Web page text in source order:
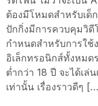
ต้องมีโหมดสำหรับเด็
ปักกิ่งมีการควบคุมวิดี
กำหนดสำหรับการใ
อิเล็กทรอนิกส์ทั้งหมด
ต่ำกว่า 18 ปี จะได้เล่
เท่านั้น เรื่องราวดีๆ